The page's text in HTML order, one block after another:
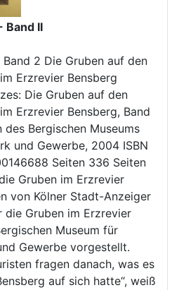
Band II
2 Die Gruben auf den
Erzrevier Bensberg
Die Gruben auf den
Erzrevier Bensberg, Band
Bergischen Museums
und Gewerbe, 2004 ISBN
Seiten 336 Seiten
Gruben im Erzrevier
von Kölner Stadt-Anzeiger
die Gruben im Erzrevier
Museum für
Gewerbe vorgestellt.
fragen danach, was es
auf sich hatte“, weiß